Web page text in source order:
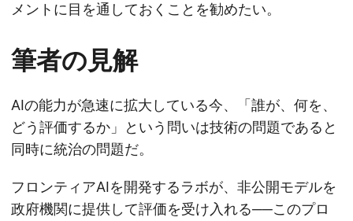
メントに目を通しておくことを勧めたい。
筆者の見解
AIの能力が急速に拡大している今、「誰が、何を、
どう評価するか」という問いは技術の問題であると
同時に統治の問題だ。
フロンティアAIを開発するラボが、非公開モデルを
政府機関に提供して評価を受け入れる──このプロ